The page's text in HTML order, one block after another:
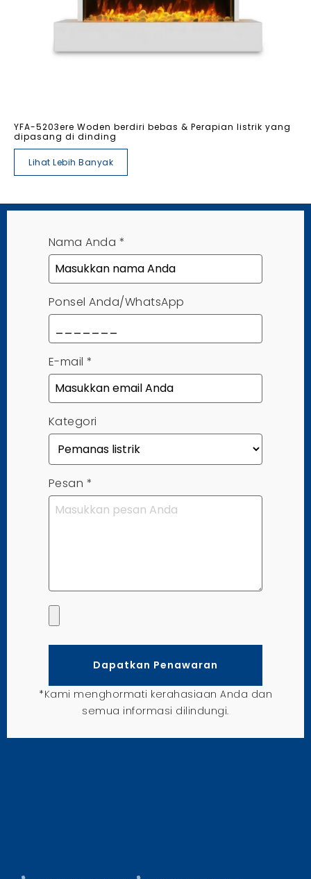
YFA-5203ere Woden berdiri bebas & Perapian listrik yang
dipasang di dinding
Lihat Lebih Banyak
Nama Anda *
Ponsel Anda/WhatsApp
E-mail *
Kategori
Pesan *
Dapatkan Penawaran
*Kami menghormati kerahasiaan Anda dan
semua informasi dilindungi.